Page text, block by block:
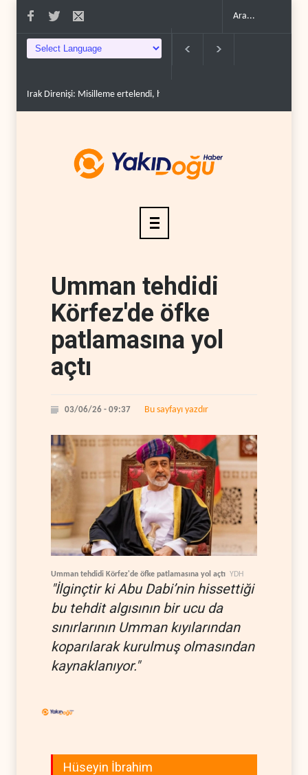
Misilleme ertelendi, hesap kapanmadı..
Umman tehdidi
Körfez'de öfke
patlamasına yol
açtı
03/06/26 - 09:37 Bu sayfayı yazdır
Umman tehdidi Körfez'de öfke patlamasına yol açtı YDH
"İlginçtir ki Abu Dabi’nin hissettiği
bu tehdit algısının bir ucu da
sınırlarının Umman kıyılarından
koparılarak kurulmuş olmasından
kaynaklanıyor."
Hüseyin İbrahim